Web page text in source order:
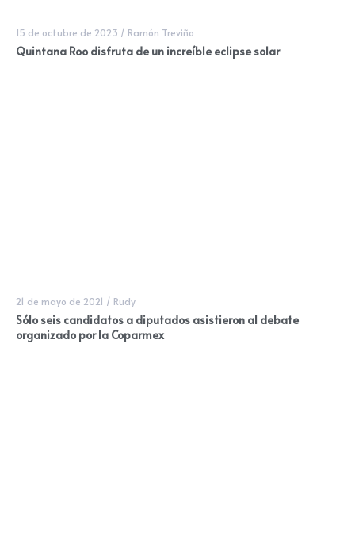
15 de octubre de 2023 / Ramón Treviño
Quintana Roo disfruta de un increíble eclipse solar
21 de mayo de 2021 / Rudy
Sólo seis candidatos a diputados asistieron al debate
organizado por la Coparmex